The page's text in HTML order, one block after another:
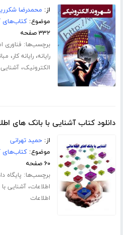
از: محمدرضا
موضوع:کتاب‌های
۳۳۲ صفحه
برچسب‌ها: فناوری
رایانه،رایانه کار،
الکترونیک،آشنایی
دانلود کتاب آشنایی با بانک های
از:حمید تهرانی
موضوع:کتاب‌های
۶۰ صفحه
برچسب‌ها: پایگاه
اطلاعات،آشنایی
اطلاعات